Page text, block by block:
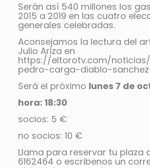
Serán así 540 millones los
2015 a 2019 en las cuatro
generales celebradas.
Aconsejamos la lectura del
Julio Ariza en
https://eltorotv.com/
pedro-carga-diablo-sanchez-
Será el próximo lunes 7 de
hora: 18:30
socios: 5 €
no socios: 10 €
Llama para reservar tu plaza
6162464 o escribenos un